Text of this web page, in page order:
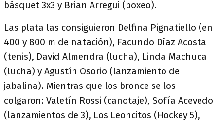
básquet 3x3 y Brian Arregui (boxeo).
Las plata las consiguieron Delfina Pignatiello (en
400 y 800 m de natación), Facundo Díaz Acosta
(tenis), David Almendra (lucha), Linda Machuca
(lucha) y Agustín Osorio (lanzamiento de
jabalina). Mientras que los bronce se los
colgaron: Valetín Rossi (canotaje), Sofía Acevedo
(lanzamientos de 3), Los Leoncitos (Hockey 5),